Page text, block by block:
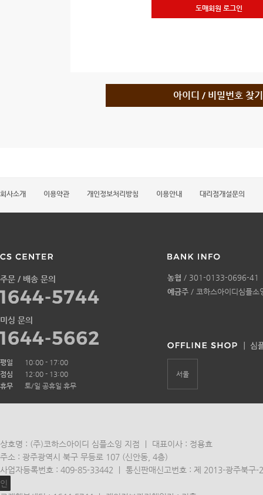
도매회원 로그인
아이디 / 비밀번호 찾기
회사소개 이용약관 개인정보처리방침 이용안내 대리점개설문의
주문 / 배송 문의
미싱 문의
평일
10:00 - 17:00
점심
12:00 - 13:00
휴무
토/일 공휴일 휴무
농협 / 301-0133-0696-41
예금주 / 코하스아이디심플소
서울
상호명 : (주)코하스아이디 심플소잉 지점 ㅣ 대표이사 : 정용효
주소 : 광주광역시 북구 무등로 107 (신안동, 4층)
사업자등록번호 : 409-85-33442 ㅣ 통신판매신고번호 : 제 2013-광주북구
인